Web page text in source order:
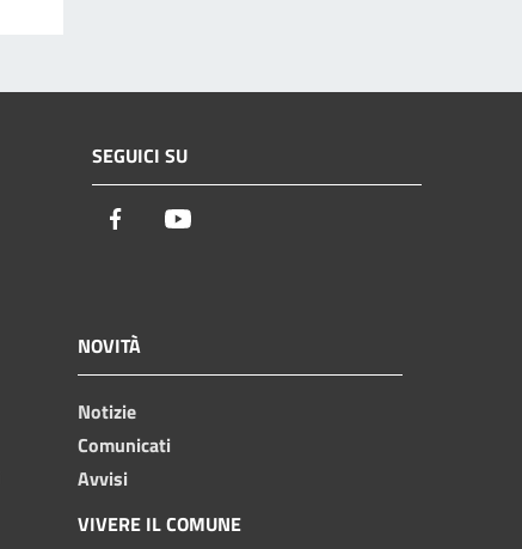
SEGUICI SU
Facebook
NOVITÀ
Notizie
Comunicati
Avvisi
VIVERE IL COMUNE